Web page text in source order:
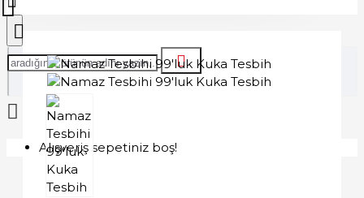
Alışveriş sepetiniz boş!